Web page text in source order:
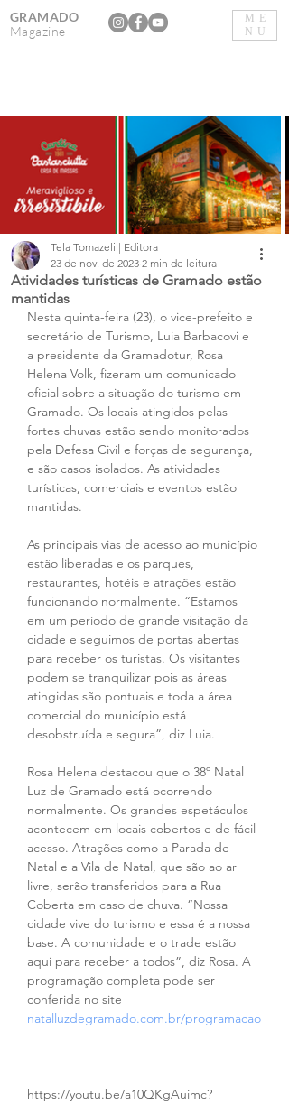
ME
NU
GRAMADO
Magazine
Atividades turísticas de Gramado estão
mantidas
Tela Tomazeli | Editora
23 de nov. de 2023 2 min de leitura
Nesta quinta-feira (23), o vice-prefeito e
secretário de Turismo, Luia Barbacovi e
a presidente da Gramadotur, Rosa
Helena Volk, fizeram um comunicado
oficial sobre a situação do turismo em
Gramado. Os locais atingidos pelas
fortes chuvas estão sendo monitorados
pela Defesa Civil e forças de segurança,
e são casos isolados. As atividades
turísticas, comerciais e eventos estão
mantidas.
As principais vias de acesso ao município
estão liberadas e os parques,
restaurantes, hotéis e atrações estão
funcionando normalmente. “Estamos
em um período de grande visitação da
cidade e seguimos de portas abertas
para receber os turistas. Os visitantes
podem se tranquilizar pois as áreas
atingidas são pontuais e toda a área
comercial do município está
desobstruída e segura”, diz Luia.
Rosa Helena destacou que o 38º Natal
Luz de Gramado está ocorrendo
normalmente. Os grandes espetáculos
acontecem em locais cobertos e de fácil
acesso. Atrações como a Parada de
Natal e a Vila de Natal, que são ao ar
livre, serão transferidos para a Rua
Coberta em caso de chuva. “Nossa
cidade vive do turismo e essa é a nossa
base. A comunidade e o trade estão
aqui para receber a todos”, diz Rosa. A
programação completa pode ser
conferida no site
natalluzdegramado.com.br/programacao
https://youtu.be/a10QKgAuimc?